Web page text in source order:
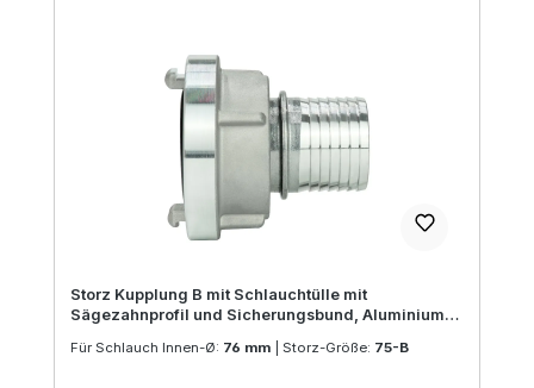
Storz Kupplung B mit Schlauchtülle mit
Sägezahnprofil und Sicherungsbund, Aluminium
Für Schlauch Innen-Ø: 76 mm Storz-Größe: 75-B